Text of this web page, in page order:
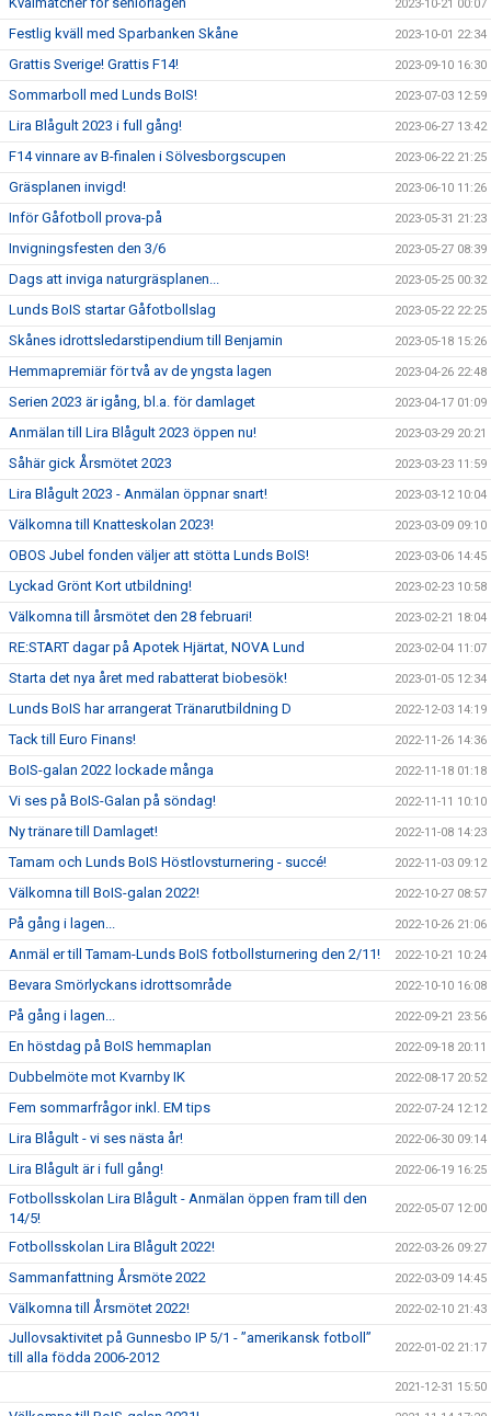
2023-10-21 00:07
Festlig kväll med Sparbanken Skåne 2023-10-01 22:34
Grattis Sverige! Grattis F14! 2023-09-10 16:30
Sommarboll med Lunds BoIS! 2023-07-03 12:59
Lira Blågult 2023 i full gång! 2023-06-27 13:42
F14 vinnare av B-finalen i Sölvesborgscupen 2023-06-22 21:25
Gräsplanen invigd! 2023-06-10 11:26
Inför Gåfotboll prova-på 2023-05-31 21:23
Invigningsfesten den 3/6 2023-05-27 08:39
Dags att inviga naturgräsplanen... 2023-05-25 00:32
Lunds BoIS startar Gåfotbollslag 2023-05-22 22:25
Skånes idrottsledarstipendium till Benjamin 2023-05-18 15:26
Hemmapremiär för två av de yngsta lagen 2023-04-26 22:48
Serien 2023 är igång, bl.a. för damlaget 2023-04-17 01:09
Anmälan till Lira Blågult 2023 öppen nu! 2023-03-29 20:21
Såhär gick Årsmötet 2023 2023-03-23 11:59
Lira Blågult 2023 - Anmälan öppnar snart! 2023-03-12 10:04
Välkomna till Knatteskolan 2023! 2023-03-09 09:10
OBOS Jubel fonden väljer att stötta Lunds BoIS! 2023-03-06 14:45
Lyckad Grönt Kort utbildning! 2023-02-23 10:58
Välkomna till årsmötet den 28 februari! 2023-02-21 18:04
RE:START dagar på Apotek Hjärtat, NOVA Lund 2023-02-04 11:07
Starta det nya året med rabatterat biobesök! 2023-01-05 12:34
Lunds BoIS har arrangerat Tränarutbildning D 2022-12-03 14:19
Tack till Euro Finans! 2022-11-26 14:36
BoIS-galan 2022 lockade många 2022-11-18 01:18
Vi ses på BoIS-Galan på söndag! 2022-11-11 10:10
Ny tränare till Damlaget! 2022-11-08 14:23
Tamam och Lunds BoIS Höstlovsturnering - succé! 2022-11-03 09:12
Välkomna till BoIS-galan 2022! 2022-10-27 08:57
På gång i lagen... 2022-10-26 21:06
Anmäl er till Tamam-Lunds BoIS fotbollsturnering den 2/11! 2022-10-21 10:24
Bevara Smörlyckans idrottsområde 2022-10-10 16:08
På gång i lagen... 2022-09-21 23:56
En höstdag på BoIS hemmaplan 2022-09-18 20:11
Dubbelmöte mot Kvarnby IK 2022-08-17 20:52
Fem sommarfrågor inkl. EM tips 2022-07-24 12:12
Lira Blågult - vi ses nästa år! 2022-06-30 09:14
Lira Blågult är i full gång! 2022-06-19 16:25
Fotbollsskolan Lira Blågult - Anmälan öppen fram till den
14/5!
2022-05-07 12:00
Fotbollsskolan Lira Blågult 2022! 2022-03-26 09:27
Sammanfattning Årsmöte 2022 2022-03-09 14:45
Välkomna till Årsmötet 2022! 2022-02-10 21:43
Jullovsaktivitet på Gunnesbo IP 5/1 - ”amerikansk fotboll”
till alla födda 2006-2012
2022-01-02 21:17
2021-12-31 15:50